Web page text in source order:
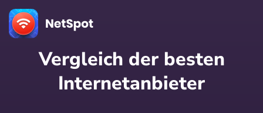
Vergleich der besten
Internetanbieter